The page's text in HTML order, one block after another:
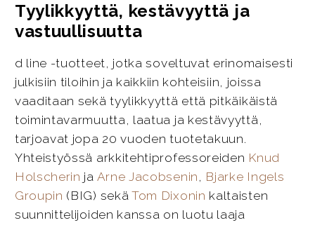
Tyylikkyyttä, kestävyyttä ja
vastuullisuutta
d line -tuotteet, jotka soveltuvat erinomaisesti
julkisiin tiloihin ja kaikkiin kohteisiin, joissa
vaaditaan sekä tyylikkyyttä että pitkäikäistä
toimintavarmuutta, laatua ja kestävyyttä,
tarjoavat jopa 20 vuoden tuotetakuun.
Yhteistyössä arkkitehtiprofessoreiden Knud
Holscherin ja Arne Jacobsenin , Bjarke Ingels
Groupin (BIG) sekä Tom Dixonin kaltaisten
suunnittelijoiden kanssa on luotu laaja